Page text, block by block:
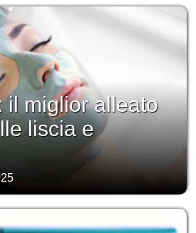
il miglior alleato
liscia e